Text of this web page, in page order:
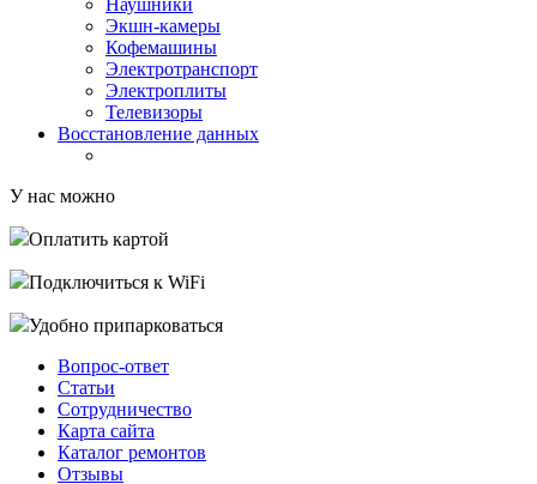
Экшн-камеры
Кофемашины
Электротранспорт
Электроплиты
Телевизоры
Восстановление данных
У нас можно
Оплатить картой
Подключиться к WiFi
Удобно припарковаться
Вопрос-ответ
Статьи
Сотрудничество
Карта сайта
Каталог ремонтов
Отзывы